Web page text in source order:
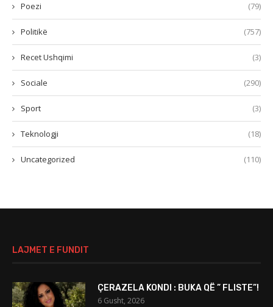
Poezi (79)
Politikë (757)
Recet Ushqimi (3)
Sociale (290)
Sport (3)
Teknologji (18)
Uncategorized (110)
LAJMET E FUNDIT
ÇERAZELA KONDI : BUKA QË ” FLISTE”!
6 Gusht, 2026